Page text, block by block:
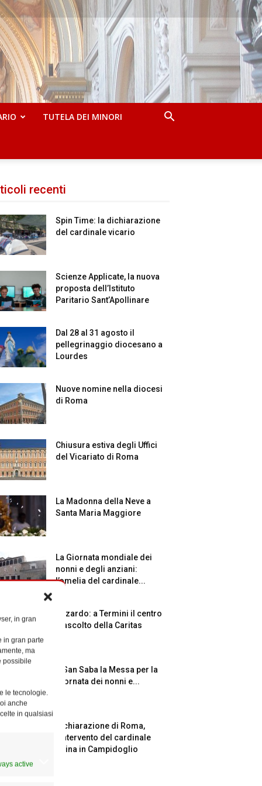
in gran
in gran parte
ma
possibile
le tecnologie.
anche
in qualsiasi
active
TUTELA DEI MINORI
recenti
Spin Time: la dichiarazione
del cardinale vicario
Scienze Applicate, la nuova
proposta dell’Istituto
Paritario Sant’Apollinare
Dal 28 al 31 agosto il
pellegrinaggio diocesano a
Lourdes
Nuove nomine nella diocesi
di Roma
Chiusura estiva degli Uffici
del Vicariato di Roma
La Madonna della Neve a
Santa Maria Maggiore
La Giornata mondiale dei
nonni e degli anziani:
l’omelia del cardinale...
Azzardo: a Termini il centro
d’ascolto della Caritas
A San Saba la Messa per la
Giornata dei nonni e...
Dichiarazione di Roma,
l’intervento del cardinale
Reina in Campidoglio